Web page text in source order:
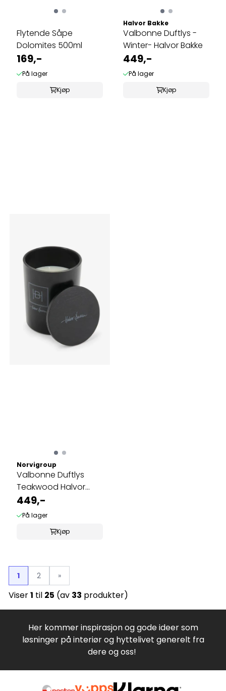
Flytende Såpe
Dolomites 500ml
169,-
På lager
Kjøp
Halvor Bakke
Valbonne Duftlys -
Winter- Halvor Bakke
449,-
På lager
Kjøp
Norvigroup
Valbonne Duftlys
Teakwood Halvor
Bakke
449,-
På lager
Kjøp
1 2 »
Viser1 til 25 (av 33 produkter)
Her kommer inspirasjon og gode ideer som
løsninger på interiør og hyttelivet generelt fra
dere og oss!